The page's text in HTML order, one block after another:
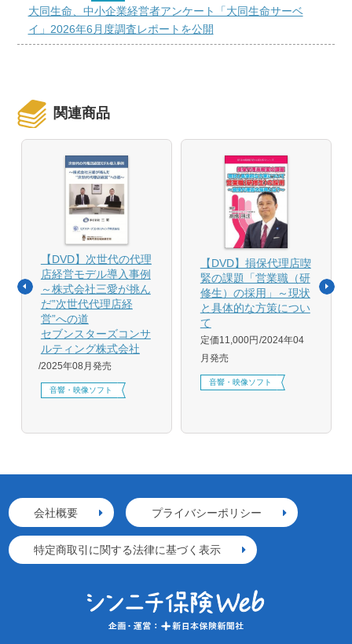
大同生命、中小企業経営者アンケート「大同生命サーベ
イ」2026年6月度調査レポートを公開
関連商品
【DVD】次世代の代理
店経営モデル導入事例
～株式会社三愛が挑ん
だ”次世代代理店経
営”への道
セブンスターズコンサ
ルティング株式会社
2025年08月発売
音響・映像ソフト
【DVD】損保代理店喫
緊の課題「営業職（研
修生）の採用」～現状
と具体的な方策につい
て
定価11,000円 2024年04
月発売
音響・映像ソフト
会社概要 プライバシーポリシー
特定商取引に関する法律に基づく表示